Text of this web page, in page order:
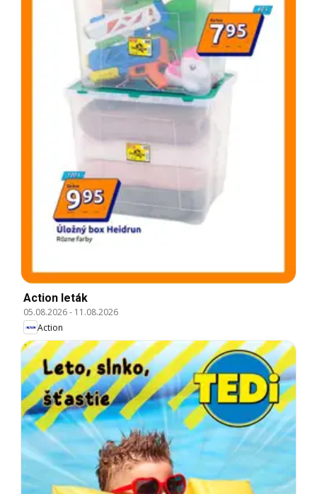
Action leták
05.08.2026- 11.08.2026
Action